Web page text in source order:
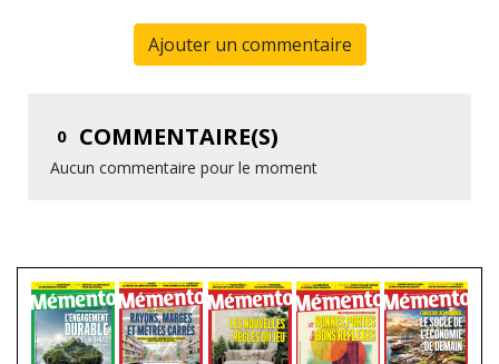
Ajouter un commentaire
0 COMMENTAIRE(S)
Aucun commentaire pour le moment